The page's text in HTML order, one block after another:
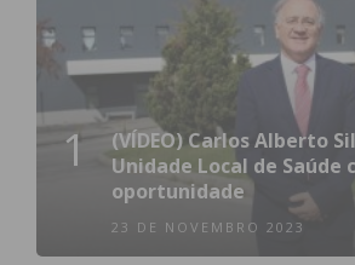
1
(VÍDEO) Carlos Alberto
Unidade Local de Saúde
oportunidade
23 DE NOVEMBRO 2023